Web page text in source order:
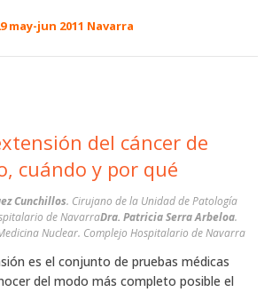
may-jun 2011 Navarra
del cáncer de
cuándo y por qué
Cunchillos. Cirujano de la Unidad de Patología
de NavarraDra. Patricia Serra Arbeloa.
Nuclear. Complejo Hospitalario de Navarra
es el conjunto de pruebas médicas
del modo más completo posible el